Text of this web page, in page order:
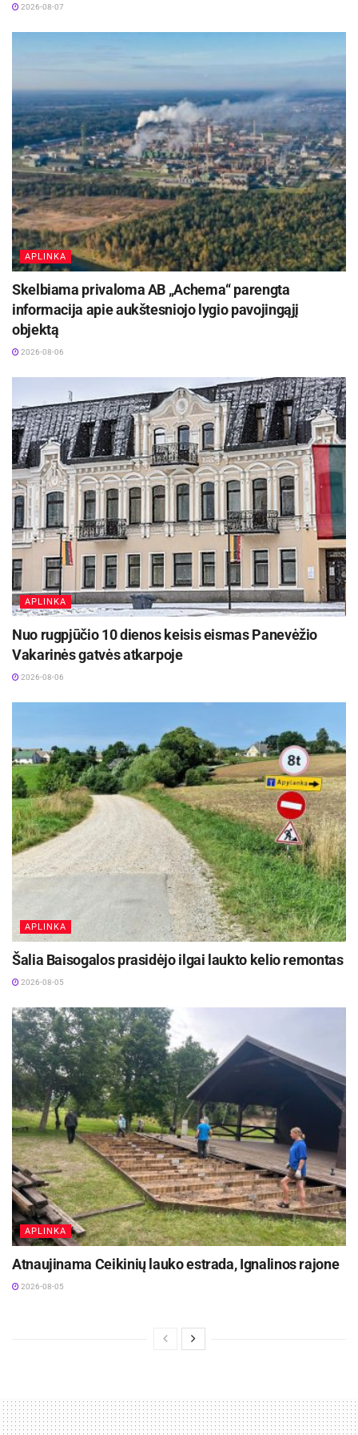
Šaltinis: Ukmergės rajono savivaldybė
2026-08-07
APLINKA
Skelbiama privaloma AB „Achema“ parengta
informacija apie aukštesniojo lygio pavojingąjį
objektą
2026-08-06
APLINKA
Nuo rugpjūčio 10 dienos keisis eismas Panevėžio
Vakarinės gatvės atkarpoje
2026-08-06
APLINKA
Šalia Baisogalos prasidėjo ilgai laukto kelio remontas
2026-08-05
APLINKA
Atnaujinama Ceikinių lauko estrada, Ignalinos rajone
2026-08-05